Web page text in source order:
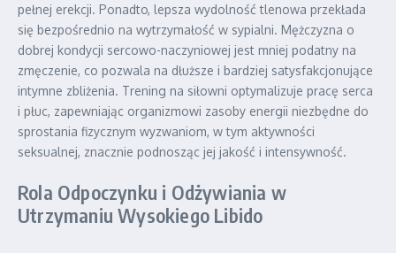
pełnej erekcji. Ponadto, lepsza wydolność tlenowa przekłada
się bezpośrednio na wytrzymałość w sypialni. Mężczyzna o
dobrej kondycji sercowo-naczyniowej jest mniej podatny na
zmęczenie, co pozwala na dłuższe i bardziej satysfakcjonujące
intymne zbliżenia. Trening na siłowni optymalizuje pracę serca
i płuc, zapewniając organizmowi zasoby energii niezbędne do
sprostania fizycznym wyzwaniom, w tym aktywności
seksualnej, znacznie podnosząc jej jakość i intensywność.
Rola Odpoczynku i Odżywiania w
Utrzymaniu Wysokiego Libido